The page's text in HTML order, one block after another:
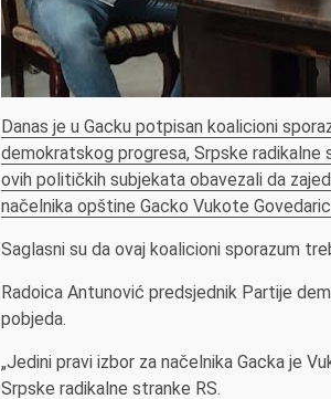
Danas je u Gacku potpisan koalicioni
demokratskog progresa, Srpske
ovih političkih subjekata obavezali da
načelnika opštine Gacko Vukote
Saglasni su da ovaj koalicioni sporazum
Radoica Antunović predsjednik Partije
pobjeda.
„Jedini pravi izbor za načelnika Gacka je
Srpske radikalne stranke RS.